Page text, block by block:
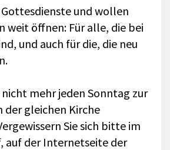
und wollen
weit öffnen: Für alle, die bei
und auch für die, die neu
mehr jeden Sonntag zur
der gleichen Kirche
Sie sich bitte im
auf der Internetseite der